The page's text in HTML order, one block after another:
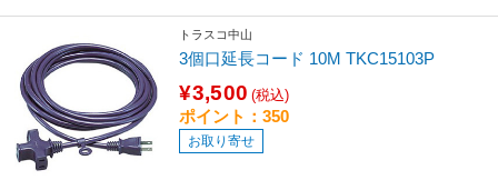
トラスコ中山
3個口延長コード 10M TKC15103P
¥3,500 (税込)
ポイント：350
お取り寄せ